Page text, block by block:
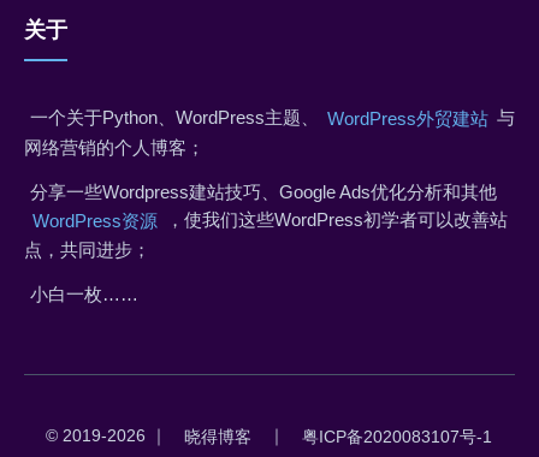
关于
一个关于Python、WordPress主题、 WordPress外贸建站 与
网络营销的个人博客；
分享一些Wordpress建站技巧、Google Ads优化分析和其他
WordPress资源
，使我们这些WordPress初学者可以改善站
点，共同进步；
小白一枚……
© 2019-2026 ｜ 晓得博客 ｜ 粤ICP备2020083107号-1